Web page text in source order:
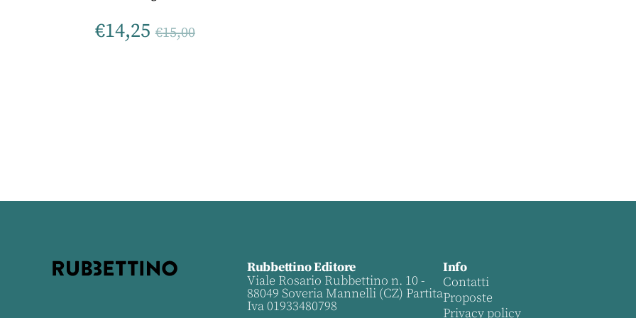
€14,25 €15,00
Rubbettino Editore
Viale Rosario Rubbettino n. 10 -
88049 Soveria Mannelli (CZ) Partita
Iva 01933480798
Info
Contatti
Proposte
Privacy policy